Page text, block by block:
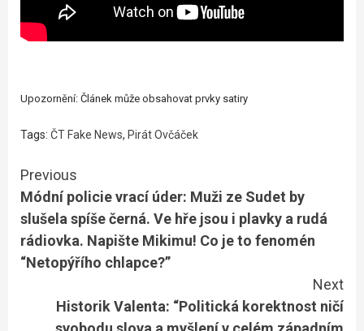
Upozornění: Článek může obsahovat prvky satiry
Tags: ČT Fake News, Pirát Ovčáček
Continue
Reading
Previous
Módní policie vrací úder: Muži ze Sudet by
slušela spíše černá. Ve hře jsou i plavky a rudá
rádiovka. Napište Mikimu! Co je to fenomén
“Netopýřího chlapce?”
Next
Historik Valenta: “Politická korektnost ničí